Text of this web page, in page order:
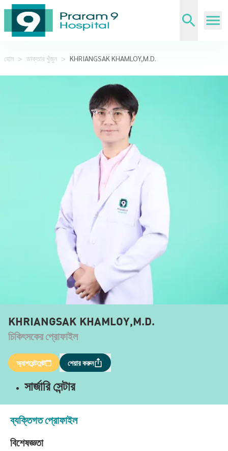
হোম > ডাক্তার খুঁজুন > KHRIANGSAK KHAMLOY,M.D.
KHRIANGSAK KHAMLOY,M.D.
চিকিৎসকের প্রোফাইল
অ্যাপয়েন্টমেন্ট শেয়ার করুন
সার্জারি সেন্টার
ব্যক্তিগত প্রোফাইল
বিশেষজ্ঞতা